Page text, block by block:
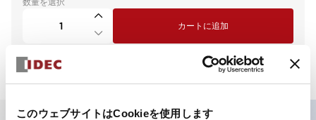
このウェブサイトはCookieを使用します
カートに追加